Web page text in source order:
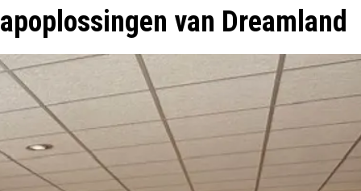
van Dreamland